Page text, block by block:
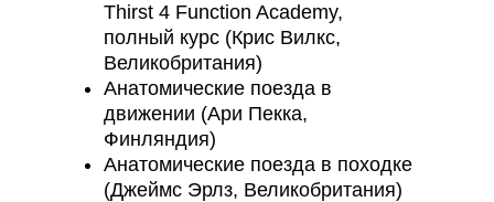
Thirst 4 Function Academy,
полный курс (Крис Вилкс,
Великобритания)
Анатомические поезда в
движении (Ари Пекка,
Финляндия)
Анатомические поезда в походке
(Джеймс Эрлз, Великобритания)